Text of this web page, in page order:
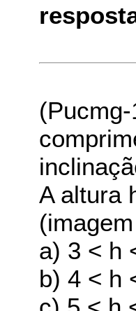
A altura
a) 3 < h
b) 4 < h